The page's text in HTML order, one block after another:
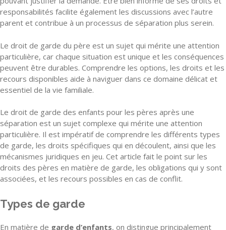
responsabilités facilite également les discussions avec l’autre
parent et contribue à un processus de séparation plus serein.
Le droit de garde du père est un sujet qui mérite une attention
particulière, car chaque situation est unique et les conséquences
peuvent être durables. Comprendre les options, les droits et les
recours disponibles aide à naviguer dans ce domaine délicat et
essentiel de la vie familiale.
Le droit de garde des enfants pour les pères après une
séparation est un sujet complexe qui mérite une attention
particulière. Il est impératif de comprendre les différents types
de garde, les droits spécifiques qui en découlent, ainsi que les
mécanismes juridiques en jeu. Cet article fait le point sur les
droits des pères en matière de garde, les obligations qui y sont
associées, et les recours possibles en cas de conflit.
Types de garde
En matière de garde d’enfants, on distingue principalement